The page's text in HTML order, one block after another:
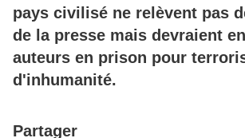
pays civilisé ne relèvent pas
de la presse mais devraient
auteurs en prison pour
d'inhumanité.
Partager